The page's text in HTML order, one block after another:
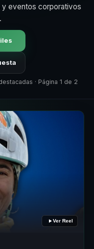
y eventos corporativos
· Página 1 de 2
Ver Reel